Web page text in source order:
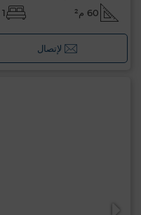
60 م² 1 غرف
لإتصال